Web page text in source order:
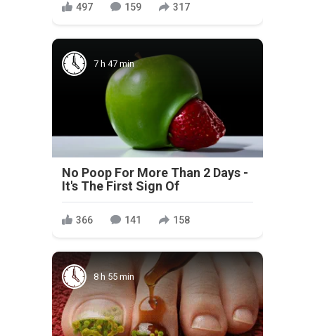
497 159 317
7 h 47 min
No Poop For More Than 2 Days -
It's The First Sign Of
366 141 158
8 h 55 min